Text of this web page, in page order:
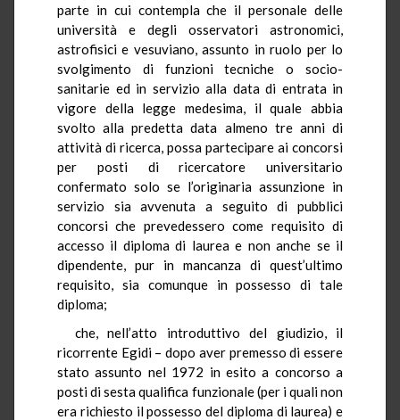
parte in cui contempla che il personale delle
università e degli osservatori astronomici,
astrofisici e vesuviano, assunto in ruolo per lo
svolgimento di funzioni tecniche o socio-
sanitarie ed in servizio alla data di entrata in
vigore della legge medesima, il quale abbia
svolto alla predetta data almeno tre anni di
attività di ricerca, possa partecipare ai concorsi
per posti di ricercatore universitario
confermato solo se l’originaria assunzione in
servizio sia avvenuta a seguito di pubblici
concorsi che prevedessero come requisito di
accesso il diploma di laurea e non anche se il
dipendente, pur in mancanza di quest’ultimo
requisito, sia comunque in possesso di tale
diploma;
che, nell’atto introduttivo del giudizio, il
ricorrente Egidi – dopo aver premesso di essere
stato assunto nel 1972 in esito a concorso a
posti di sesta qualifica funzionale (per i quali non
era richiesto il possesso del diploma di laurea) e